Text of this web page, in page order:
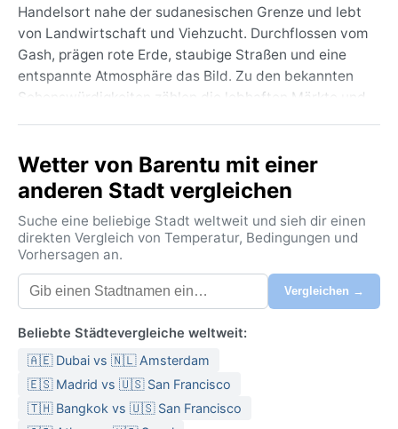
Handelsort nahe der sudanesischen Grenze und lebt
von Landwirtschaft und Viehzucht. Durchflossen vom
Gash, prägen rote Erde, staubige Straßen und eine
entspannte Atmosphäre das Bild. Zu den bekannten
Sehenswürdigkeiten zählen die lebhaften Märkte und
eine karge, aber faszinierende Landschaft.
Das Klima der Stadt ist heißes Halbwüstenklima
(Köppen BSh). Die Sommer sind extrem heiß mit
Tageshöchstwerten oft über 40 Grad Celsius und
nahezu wolkenlosem Himmel. Die Winter dagegen
sind angenehm warm, mit Temperaturen um 20 bis 30
Grad, die Nächte können kühl ausfallen. Die jährliche
auf eine kurze Regenzeit von Juli bis September, dann
können heftige, aber seltene Gewitter auftreten. Die
Luftfeuchtigkeit ist meist niedrig, was die Hitze
erträglicher macht. Als Reisegepäck empfiehlt sich
leichte, atmungsaktive Kleidung aus Baumwolle, eine
Wetter von Barentu mit einer
anderen Stadt vergleichen
Suche eine beliebige Stadt weltweit und sieh dir einen
direkten Vergleich von Temperatur, Bedingungen und
Vorhersagen an.
Vergleichen →
Beliebte Städtevergleiche weltweit:
🇦🇪 Dubai vs 🇳🇱 Amsterdam
🇪🇸 Madrid vs 🇺🇸 San Francisco
🇹🇭 Bangkok vs 🇺🇸 San Francisco